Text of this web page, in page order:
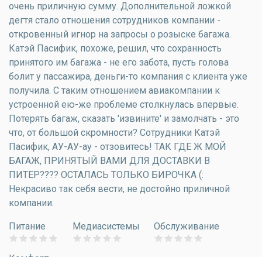
очень приличную сумму. Дополнительной ложкой
дегтя стало отношения сотрудников компании -
откровенный игнор на запросы о розыске багажа.
Катэй Пасифик, похоже, решил, что сохранность
принятого им багажа - не его забота, пусть голова
болит у пассажира, деньги-то компания с клиента уже
получила. С таким отношением авиакомпании к
устроенной ею-же проблеме столкнулась впервые.
Потерять багаж, сказать 'извините' и замолчать - это
что, от большой скромности? Сотрудники Катэй
Пасифик, АУ-АУ-ау - отзовитесь! ТАК ГДЕ Ж МОЙ
БАГАЖ, ПРИНЯТЫЙ ВАМИ ДЛЯ ДОСТАВКИ В
ПИТЕР???? ОСТАЛАСЬ ТОЛЬКО БИРОЧКА (:
Некрасиво так себя вести, не достойно приличной
компании.
Питание Медиасистемы Обслуживание